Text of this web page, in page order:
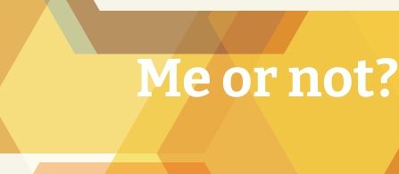
contenuto
Me or not?